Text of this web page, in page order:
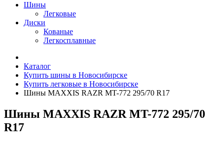
Шины
Легковые
Диски
Кованые
Легкосплавные
Каталог
Купить шины в Новосибирске
Купить легковые в Новосибирске
Шины MAXXIS RAZR MT-772 295/70 R17
Шины MAXXIS RAZR MT-772 295/70
R17